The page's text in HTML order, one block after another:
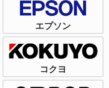
エプソン
コクヨ